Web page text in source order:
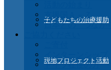
子どもたちの治療援助
現地プロジェクト活動
支援国Ａ－Ｚ
日本との つながり
インターンシップ
ドイツ在住の方